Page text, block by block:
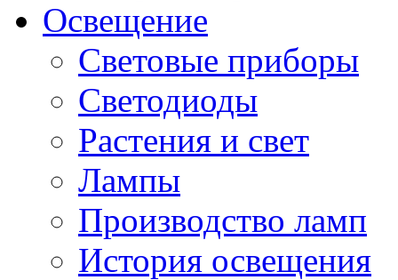
Освещение
Световые приборы
Светодиоды
Растения и свет
Лампы
Производство ламп
История освещения